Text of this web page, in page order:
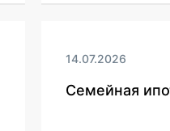
14.07.2026
Семейная